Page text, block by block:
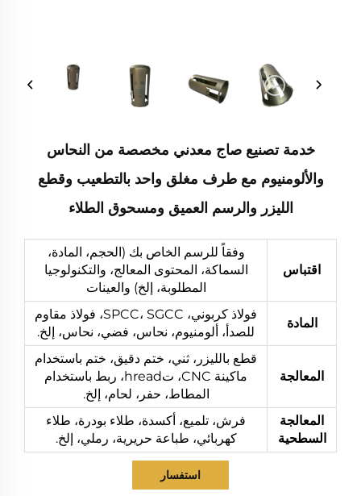
خدمة تصنيع صاج معدني مخصصة من النحاس
والألومنيوم مع طرف مغلق واحد بالتطعيب وقطع
الليزر والرسم العميق ومسحوق الطلاء
اقتباس
وفقاً للرسم الخاص بك (الحجم، المادة،
السماكة، المحتوى المعالج، والتكنولوجيا
المطلوبة، إلخ) والعينات
المادة
فولاذ كربوني، SPCC، SGCC، فولاذ مقاوم
للصدأ، ألومنيوم، نحاس، فضي، نحاس، إلخ.
المعالجة
قطع بالليزر، ثني، ختم دقيق، ختم باستخدام
ماكينة CNC، تhread، ربط باستخدام
المطاط، حفر، لحام، إلخ.
المعالجة
السطحية
فرش، تلميع، أكسدة، طلاء بودرة، طلاء
كهربائي، طباعة حريرية، رملي، إلخ.
استفسار